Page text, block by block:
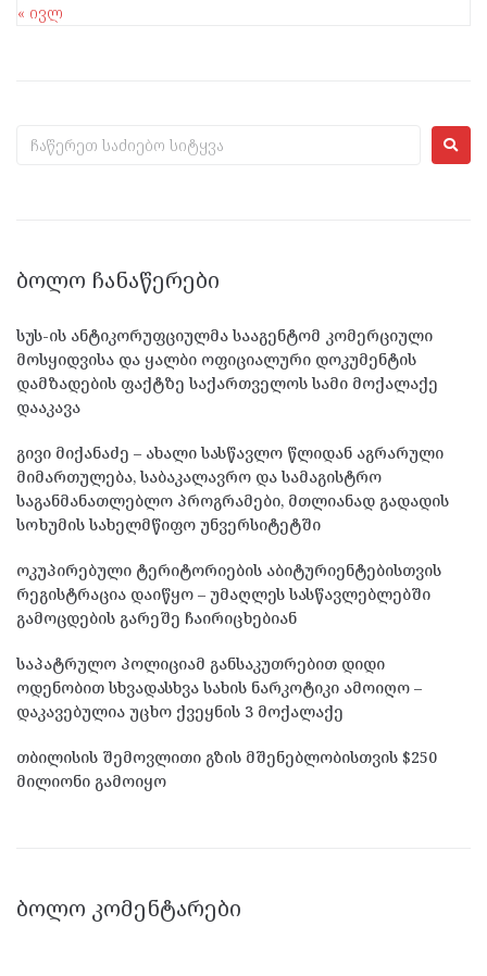
« ივლ
ᲑᲝᲚᲝ ᲩᲐᲜᲐᲬᲔᲠᲔᲑᲘ
სუს-ის ანტიკორუფციულმა სააგენტომ კომერციული
მოსყიდვისა და ყალბი ოფიციალური დოკუმენტის
დამზადების ფაქტზე საქართველოს სამი მოქალაქე
დააკავა
გივი მიქანაძე – ახალი სასწავლო წლიდან აგრარული
მიმართულება, საბაკალავრო და სამაგისტრო
საგანმანათლებლო პროგრამები, მთლიანად გადადის
სოხუმის სახელმწიფო უნვერსიტეტში
ოკუპირებული ტერიტორიების აბიტურიენტებისთვის
რეგისტრაცია დაიწყო – უმაღლეს სასწავლებლებში
გამოცდების გარეშე ჩაირიცხებიან
საპატრულო პოლიციამ განსაკუთრებით დიდი
ოდენობით სხვადასხვა სახის ნარკოტიკი ამოიღო –
დაკავებულია უცხო ქვეყნის 3 მოქალაქე
თბილისის შემოვლითი გზის მშენებლობისთვის $250
მილიონი გამოიყო
ᲑᲝᲚᲝ ᲙᲝᲛᲔᲜᲢᲐᲠᲔᲑᲘ